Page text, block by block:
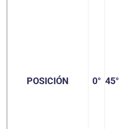
POSICIÓN 0° 45°